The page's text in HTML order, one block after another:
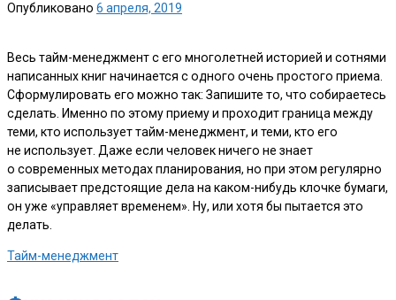
Опубликовано 6 апреля, 2019
Весь тайм-менеджмент с его многолетней историей и сотнями
написанных книг начинается с одного очень простого приема.
Сформулировать его можно так: Запишите то, что собираетесь
сделать. Именно по этому приему и проходит граница между
теми, кто использует тайм-менеджмент, и теми, кто его
не использует. Даже если человек ничего не знает
о современных методах планирования, но при этом регулярно
записывает предстоящие дела на каком-нибудь клочке бумаги,
он уже «управляет временем». Ну, или хотя бы пытается это
делать.
Тайм-менеджмент